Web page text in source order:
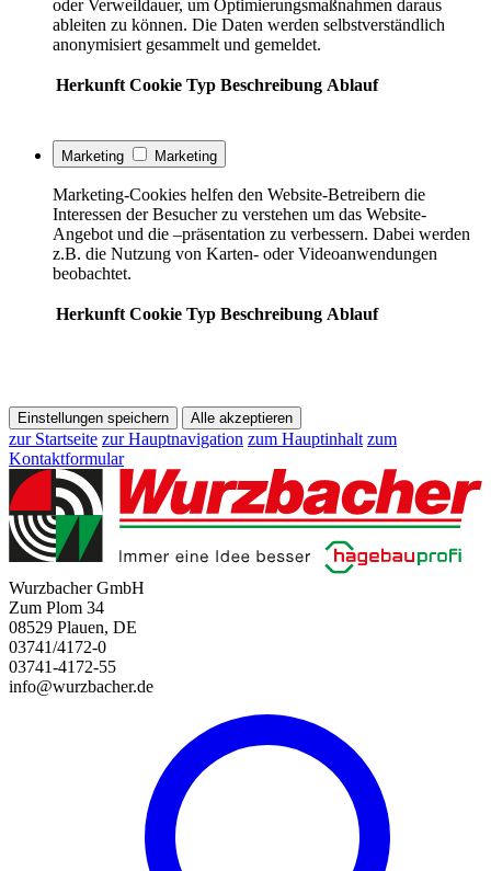
oder Verweildauer, um Optimierungsmaßnahmen daraus
ableiten zu können. Die Daten werden selbstverständlich
anonymisiert gesammelt und gemeldet.
Herkunft Cookie Typ Beschreibung Ablauf
Marketing Marketing
Marketing-Cookies helfen den Website-Betreibern die
Interessen der Besucher zu verstehen um das Website-
Angebot und die –präsentation zu verbessern. Dabei werden
z.B. die Nutzung von Karten- oder Videoanwendungen
beobachtet.
Herkunft Cookie Typ Beschreibung Ablauf
Einstellungen speichern Alle akzeptieren
zur Startseite zur Hauptnavigation zum Hauptinhalt zum
Kontaktformular
Wurzbacher GmbH
Zum Plom 34
08529 Plauen, DE
03741/4172-0
03741-4172-55
info@wurzbacher.de